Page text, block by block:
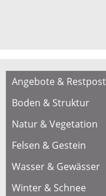
Angebote &
Boden & Struktur
Natur & Vegetation
Felsen & Gestein
Wasser & Gewässer
Winter & Schnee